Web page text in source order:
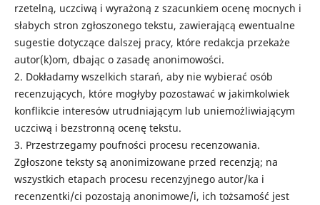
rzetelną, uczciwą i wyrażoną z szacunkiem ocenę mocnych i
słabych stron zgłoszonego tekstu, zawierającą ewentualne
sugestie dotyczące dalszej pracy, które redakcja przekaże
autor(k)om, dbając o zasadę anonimowości.
2. Dokładamy wszelkich starań, aby nie wybierać osób
recenzujących, które mogłyby pozostawać w jakimkolwiek
konflikcie interesów utrudniającym lub uniemożliwiającym
uczciwą i bezstronną ocenę tekstu.
3. Przestrzegamy poufności procesu recenzowania.
Zgłoszone teksty są anonimizowane przed recenzją; na
wszystkich etapach procesu recenzyjnego autor/ka i
recenzentki/ci pozostają anonimowe/i, ich tożsamość jest